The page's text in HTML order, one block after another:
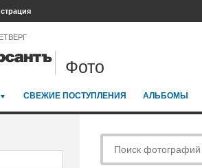
Фото
СВЕЖИЕ ПОСТУПЛЕНИЯ АЛЬБОМЫ